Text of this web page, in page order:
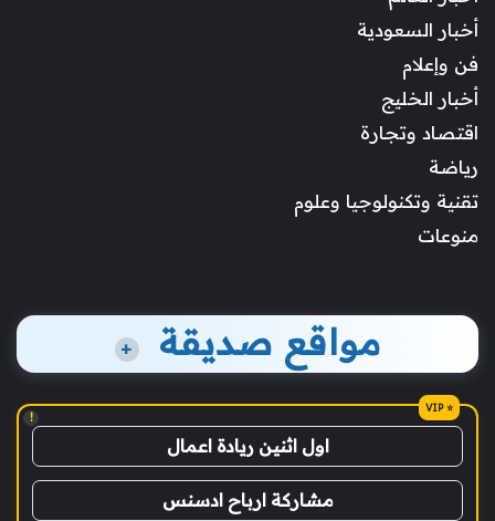
أخبار السعودية
فن وإعلام
أخبار الخليج
اقتصاد وتجارة
رياضة
تقنية وتكنولوجيا وعلوم
منوعات
مواقع صديقة +
!
اول اثنين ريادة اعمال
مشاركة ارباح ادسنس